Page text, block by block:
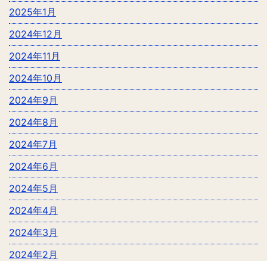
2025年1月
2024年12月
2024年11月
2024年10月
2024年9月
2024年8月
2024年7月
2024年6月
2024年5月
2024年4月
2024年3月
2024年2月